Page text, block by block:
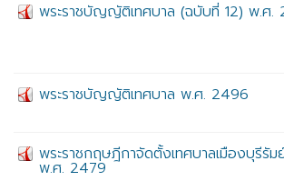
พระราชบัญญัติเทศบาล (ฉบับที่ 12) พ.ศ.
พระราชบัญญัติเทศบาล พ.ศ. 2496
พระราชกฤษฎีกาจัดตั้งเทศบาลเมืองบุรีรั
พ.ศ. 2479